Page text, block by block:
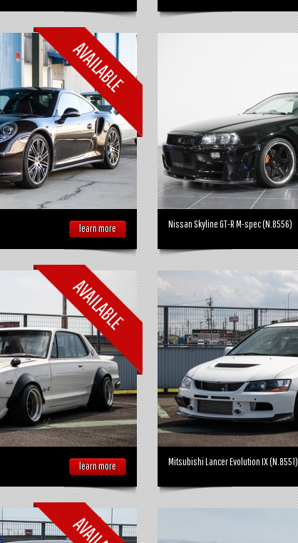
learn more Nissan Skyline GT-R M-spec (N.8556)
learn more Mitsubishi Lancer Evolution IX (N.8551)